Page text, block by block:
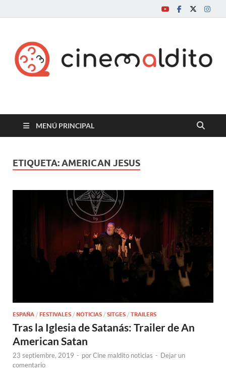
Cine maldito
MENÚ PRINCIPAL
ETIQUETA:AMERICAN JESUS
ESPAÑA / FESTIVALES / NOTICIAS / SITGES / TRAILERS
Tras la Iglesia de Satanás: Trailer de An
American Satan
23 septiembre, 2019 - porCine maldito noticias - Dejar un
comentario